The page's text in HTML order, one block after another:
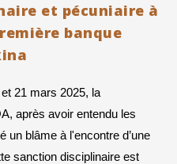
et pécuniaire à
banque
21 mars 2025, la
après avoir entendu les
un blâme à l'encontre d’une
sanction disciplinaire est